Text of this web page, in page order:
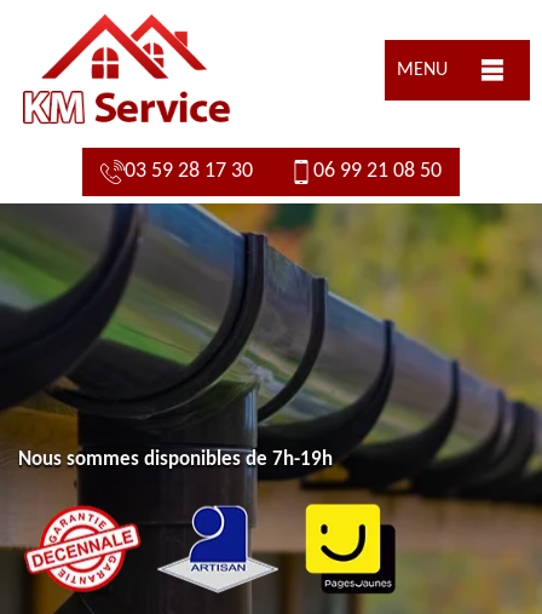
MENU
03 59 28 17 30 06 99 21 08 50
Nous sommes disponibles de 7h-19h